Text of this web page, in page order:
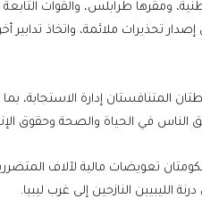
ومقرها طرابلس، والقوات
تحذيرات ملائمة، واتخاذ تدابير
المتنافستان إدارة
في الحياة والصحة وحقوق
تعويضات مالية لآلاف
الليبيين النازحين إلى غرب ليبيا.